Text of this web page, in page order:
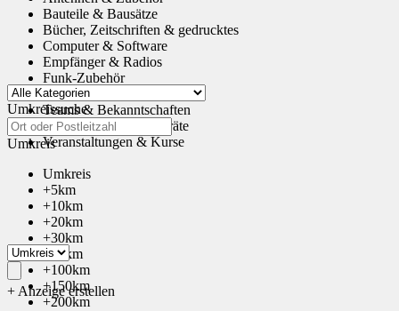
Bauteile & Bausätze
Bücher, Zeitschriften & gedrucktes
Computer & Software
Empfänger & Radios
Funk-Zubehör
Tauschen & Schenken
Teams & Bekanntschaften
Transceiver & Funkgeräte
Veranstaltungen & Kurse
Umkreissuche
Umkreis
Umkreis
+5km
+10km
+20km
+30km
+50km
+100km
+150km
+200km
+ Anzeige erstellen